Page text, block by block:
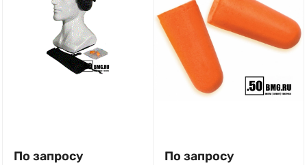
По запросу По запросу